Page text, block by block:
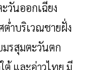
วันออกเฉียง
ำบริเวณชายฝั่ง
รสุมตะวันตก
และอ่าวไทย มี